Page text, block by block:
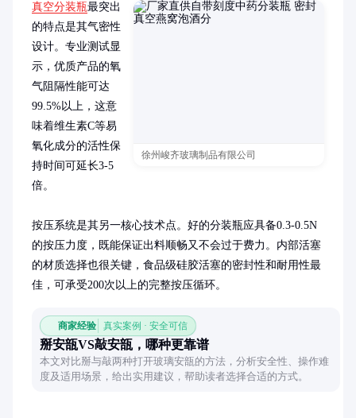
徐州峻齐玻璃制品有限公司
真空分装瓶最突出
的特点是其气密性
设计。专业测试显
示，优质产品的氧
气阻隔性能可达
99.5%以上，这意
味着维生素C等易
氧化成分的活性保
持时间可延长3-5
倍。
按压系统是其另一核心技术点。好的分装瓶应具备0.3-0.5N
的按压力度，既能保证出料顺畅又不会过于费力。内部活塞
的材质选择也很关键，食品级硅胶活塞的密封性和耐用性最
佳，可承受200次以上的完整按压循环。
商家经验 真实案例 · 安全可信
掰安瓿VS敲安瓿，哪种更靠谱
本文对比掰与敲两种打开玻璃安瓿的方法，分析安全性、操作难
度及适用场景，给出实用建议，帮助读者选择合适的方式。